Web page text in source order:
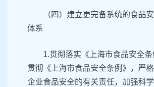
（四）建立更完备系统的食品
体系
1.贯彻落实《上海市食品安全
贯彻《上海市食品安全条例》，严
企业食品安全的有关责任，加强科